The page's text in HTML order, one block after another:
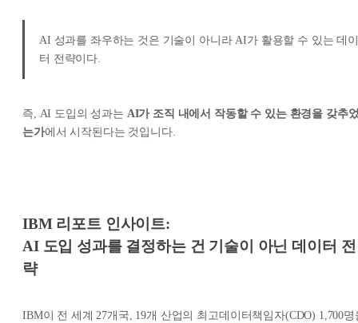
AI 성과를 좌우하는 것은 기술이 아니라 AI가 활용할 수 있는 데이
터 전략이다.
즉, AI 도입의 성과는 AI가 조직 내에서 작동할 수 있는 환경을 갖추
는가에서 시작된다는 것입니다.
IBM 리포트 인사이트:
AI 도입 성과를 결정하는 건 기술이 아닌 데이터 전
략
IBM이 전 세계 27개국, 19개 산업의 최고데이터책임자(CDO) 1,700명